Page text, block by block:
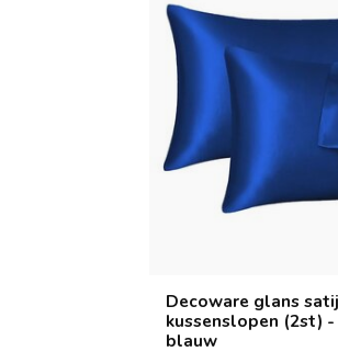
Decoware glans
kussenslopen (2st) -
blauw